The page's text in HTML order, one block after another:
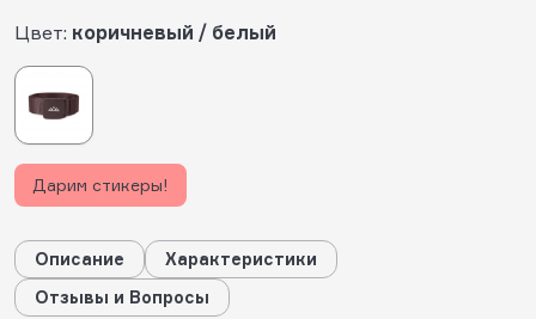
Цвет: коричневый / белый
Дарим стикеры!
Описание
Характеристики
Отзывы и Вопросы